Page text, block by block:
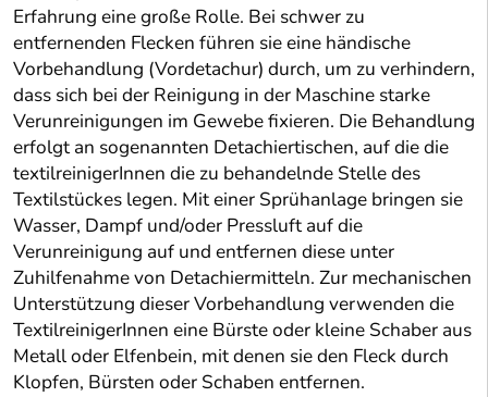
Erfahrung eine große Rolle. Bei schwer zu
entfernenden Flecken führen sie eine händische
Vorbehandlung (Vordetachur) durch, um zu verhindern,
dass sich bei der Reinigung in der Maschine starke
Verunreinigungen im Gewebe fixieren. Die Behandlung
erfolgt an sogenannten Detachiertischen, auf die die
textilreinigerInnen die zu behandelnde Stelle des
Textilstückes legen. Mit einer Sprühanlage bringen sie
Wasser, Dampf und/oder Pressluft auf die
Verunreinigung auf und entfernen diese unter
Zuhilfenahme von Detachiermitteln. Zur mechanischen
Unterstützung dieser Vorbehandlung verwenden die
TextilreinigerInnen eine Bürste oder kleine Schaber aus
Metall oder Elfenbein, mit denen sie den Fleck durch
Klopfen, Bürsten oder Schaben entfernen.